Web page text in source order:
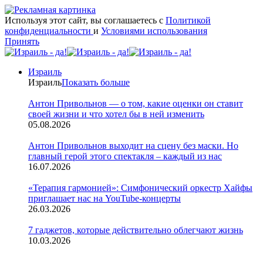
Используя этот сайт, вы соглашаетесь с Политикой
конфиденциальности и Условиями использования
Принять
Израиль
ИзраильПоказать больше
Антон Привольнов — о том, какие оценки он ставит
своей жизни и что хотел бы в ней изменить
05.08.2026
Антон Привольнов выходит на сцену без маски. Но
главный герой этого спектакля – каждый из нас
16.07.2026
«Терапия гармонией»: Симфонический оркестр Хайфы
приглашает нас на YouTube-концерты
26.03.2026
7 гаджетов, которые действительно облегчают жизнь
10.03.2026